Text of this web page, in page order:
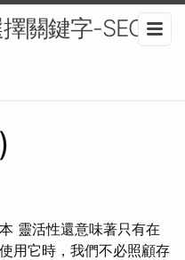
關鍵字-SEO策
靈活性還意味著只有在
用它時，我們不必照顧存